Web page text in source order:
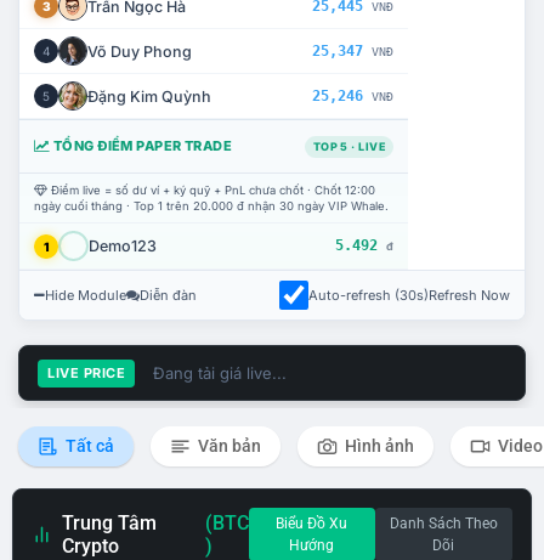
3 Trần Ngọc Hà 25,445 VNĐ
4 Võ Duy Phong 25,347 VNĐ
5 Đặng Kim Quỳnh 25,246 VNĐ
TỔNG ĐIỂM PAPER TRADE TOP 5 · LIVE
Điểm live = số dư ví + ký quỹ + PnL chưa chốt · Chốt 12:00
ngày cuối tháng · Top 1 trên 20.000 đ nhận 30 ngày VIP Whale.
1 Demo123 5.492 đ
Hide Module Diễn đàn Auto-refresh (30s)Refresh Now
LIVE PRICE Đang tải giá live...
Tất cả Văn bản Hình ảnh Video
Trung Tâm
Crypto
(BTC
)
Biểu Đồ Xu
Hướng
Danh Sách Theo
Dõi